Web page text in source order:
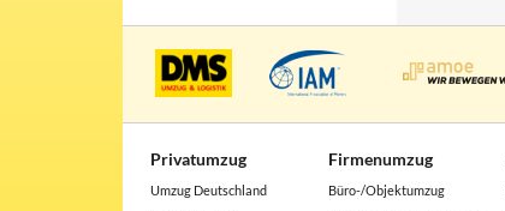
Privatumzug
Umzug Deutschland
Firmenumzug
Büro-/Objektumzug